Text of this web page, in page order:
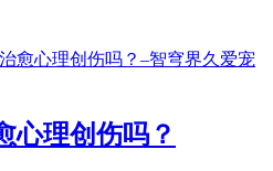
心理创伤吗？